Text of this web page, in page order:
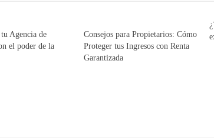
Agencia de
el poder de la
Consejos para Propietarios: Cómo
Proteger tus Ingresos con Renta
Garantizada